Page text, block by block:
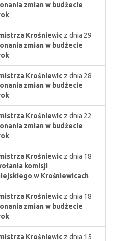
zmian w budżecie
Krośniewic z dnia 29
zmian w budżecie
Krośniewic z dnia 28
zmian w budżecie
Krośniewic z dnia 22
zmian w budżecie
Krośniewic z dnia 18
komisji
w Krośniewicach
Krośniewic z dnia 18
zmian w budżecie
Krośniewic z dnia 15